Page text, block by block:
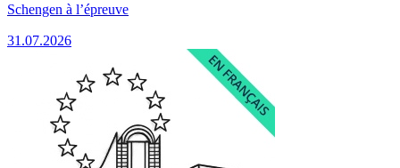
Schengen à l’épreuve
31.07.2026